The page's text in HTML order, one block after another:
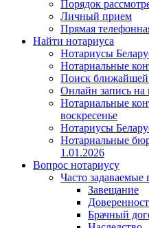
Порядок
Личный прием
Прямая
Найти нотариуса
Нотариусы
Нотариальные
Поиск ближайшей
Онлайн запись на
Нотариальные
воскресенье
Нотариусы
Нотариальные
1.01.2026
Вопрос нотариусу
Часто задаваемые
Завещание
Брачный